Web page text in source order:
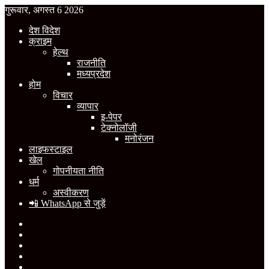
गुरूवार, अगस्त 6 2026
देश विदेश
क्राइम
हेल्थ
राजनीति
मध्यप्रदेश
होम
विचार
व्यापार
इ-पेपर
टेक्नोलॉजी
मनोरंजन
लाइफस्टाइल
खेल
गोपनीयता नीति
धर्म
अस्वीकरण
📲 WhatsApp से जुड़ें